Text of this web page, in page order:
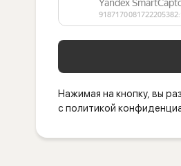
Нажимая на кнопку, вы
с политикой